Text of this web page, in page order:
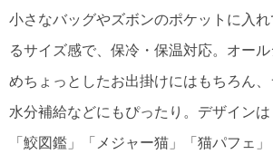
小さなバッグやズボンのポケットに入
るサイズ感で、保冷・保温対応。オー
めちょっとしたお出掛けにはもちろん
水分補給などにもぴったり。デザインは
「鮫図鑑」「メジャー猫」「猫パフェ